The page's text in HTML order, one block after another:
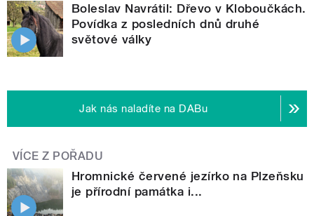
Boleslav Navrátil: Dřevo v Kloboučkách.
Povídka z posledních dnů druhé
světové války
Jak nás naladíte na DABu
VÍCE Z POŘADU
Hromnické červené jezírko na Plzeňsku
je přírodní památka i...